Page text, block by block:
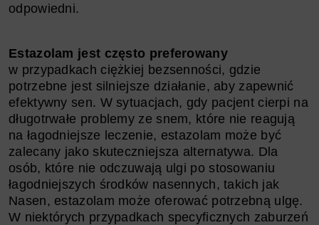
odpowiedni.
Estazolam jest często preferowany
w przypadkach ciężkiej bezsenności, gdzie
potrzebne jest silniejsze działanie, aby zapewnić
efektywny sen. W sytuacjach, gdy pacjent cierpi na
długotrwałe problemy ze snem, które nie reagują
na łagodniejsze leczenie, estazolam może być
zalecany jako skuteczniejsza alternatywa. Dla
osób, które nie odczuwają ulgi po stosowaniu
łagodniejszych środków nasennych, takich jak
Nasen, estazolam może oferować potrzebną ulgę.
W niektórych przypadkach specyficznych zaburzeń